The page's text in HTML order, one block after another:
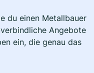
du einen Metallbauer
Angebote
ein, die genau das